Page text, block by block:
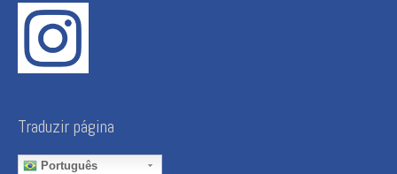
Traduzir página
Português